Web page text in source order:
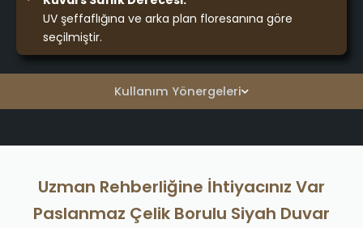
Kullanım Yönergeleri
UV şeffaflığına ve arka plan floresanına göre
seçilmiştir.
Uzman Rehberliğine İhtiyacınız Var
Paslanmaz Çelik Borulu Siyah Duvar